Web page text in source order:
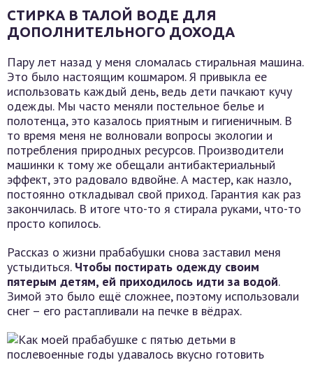
СТИРКА В ТАЛОЙ ВОДЕ ДЛЯ
ДОПОЛНИТЕЛЬНОГО ДОХОДА
Пару лет назад у меня сломалась стиральная машина.
Это было настоящим кошмаром. Я привыкла ее
использовать каждый день, ведь дети пачкают кучу
одежды. Мы часто меняли постельное белье и
полотенца, это казалось приятным и гигиеничным. В
то время меня не волновали вопросы экологии и
потребления природных ресурсов. Производители
машинки к тому же обещали антибактериальный
эффект, это радовало вдвойне. А мастер, как назло,
постоянно откладывал свой приход. Гарантия как раз
закончилась. В итоге что-то я стирала руками, что-то
просто копилось.
Рассказ о жизни прабабушки снова заставил меня
устыдиться. Чтобы постирать одежду своим
пятерым детям, ей приходилось идти за водой.
Зимой это было ещё сложнее, поэтому использовали
снег – его растапливали на печке в вёдрах.